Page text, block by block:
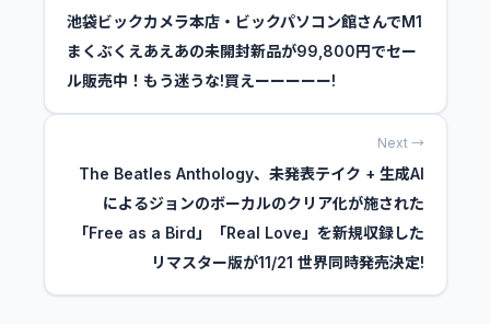
池袋ビックカメラ本店・ビックパソコン館さんでM1
まくぶくえあえあの未開封新品が99,800円でセー
ル販売中！もう迷うな!買えーーーーー!
Next →
The Beatles Anthology、未発表テイク + 生成AI
によるジョンのボーカルのクリア化が施された
「Free as a Bird」「Real Love」を新規収録した
リマスター版が11/21 世界同時発売決定!